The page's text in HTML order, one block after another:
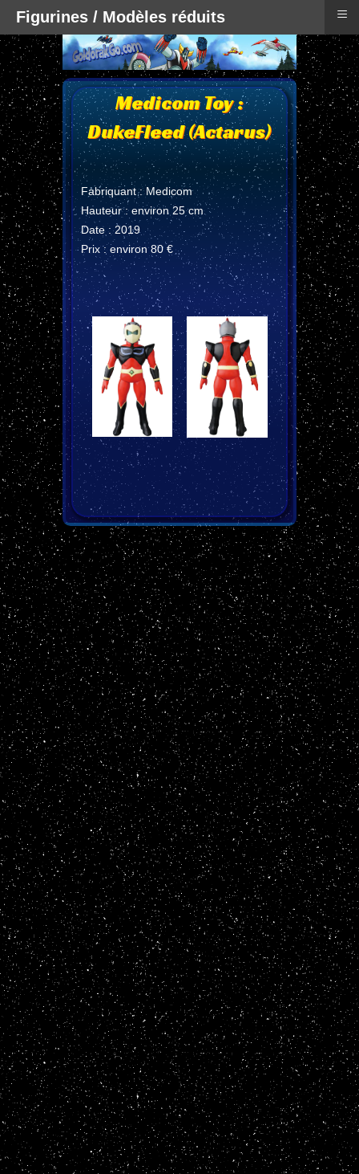
Medicom Toy :
DukeFleed (Actarus)
Fabriquant : Medicom
Hauteur : environ 25 cm
Date : 2019
Prix : environ 80 €
Figurines / Modèles réduits ≡